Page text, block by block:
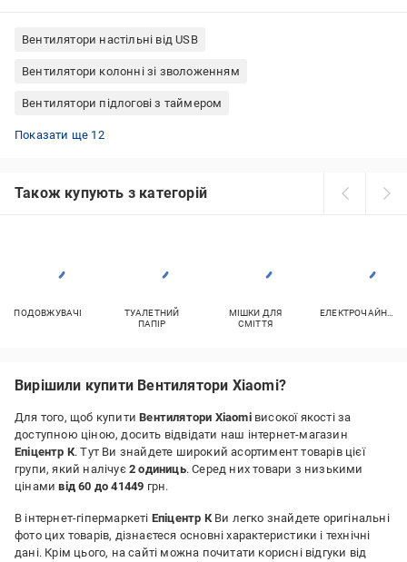
Вентилятори настільні від USB
Вентилятори колонні зі зволоженням
Вентилятори підлогові з таймером
Вентилятори підлогові безлопатеві
Вентилятори підлоговиі з іонізацією
Вентилятори підлогові з пультом ДК
Вентилятори підлогові Domotec
Маленькі USB вентилятори
Вентилятори підлогові колонні
Вентилятори настільні від мережі
Вентилятори підлогові з металевими лопатями
Вентилятори підлогові Ardesto
Вентилятори підлогові білі
Вентилятори від батарейок ручні
Вентилятори підлогові безшумні
Показати ще 12
Також купують з категорій
ПОДОВЖУВАЧІ
ТУАЛЕТНИЙ
ПАПІР
МІШКИ ДЛЯ
СМІТТЯ
Вирішили купити Вентилятори Xiaomi?
Для того, щоб купитиВентилятори Xiaomiвисокої якості за
доступною ціною, досить відвідати наш інтернет-магазин
Епіцентр К. Тут Ви знайдете широкий асортимент товарів цієї
групи, який налічує 2 одиниць. Серед них товари з низькими
цінамивід 60 до 41449 грн.
В інтернет-гіпермаркеті Епіцентр КВи легко знайдете оригінальні
фото цих товарів, дізнаєтеся основні характеристики і технічні
дані. Крім цього, на сайті можна почитати корисні відгуки від